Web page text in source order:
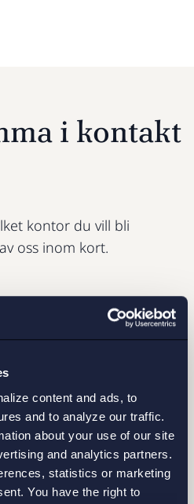
content and ads, to
and to analyze our traffic.
about your use of our site
and analytics partners.
statistics or marketing
You have the right to
i kontakt
kontor du vill bli
oss inom kort.